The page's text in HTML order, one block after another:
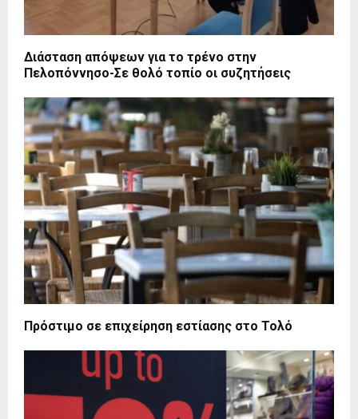
Διάσταση απόψεων για το τρένο στην
Πελοπόννησο-Σε θολό τοπίο οι συζητήσεις
Πρόστιμο σε επιχείρηση εστίασης στο Τολό